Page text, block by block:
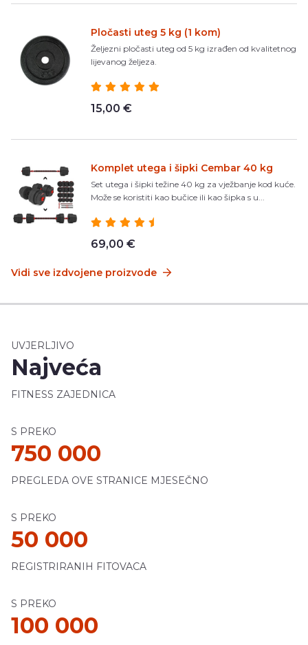
Pločasti uteg 5 kg (1 kom)
Željezni pločasti uteg od 5 kg izrađen od kvalitetnog
lijevanog željeza.
15,00 €
Komplet utega i šipki Cembar 40 kg
Set utega i šipki težine 40 kg za vježbanje kod kuće.
Može se koristiti kao bučice ili kao šipka s u...
69,00 €
Vidi sve izdvojene proizvode
UVJERLJIVO
Najveća
FITNESS ZAJEDNICA
S PREKO
750 000
PREGLEDA OVE STRANICE MJESEČNO
S PREKO
50 000
REGISTRIRANIH FITOVACA
S PREKO
100 000